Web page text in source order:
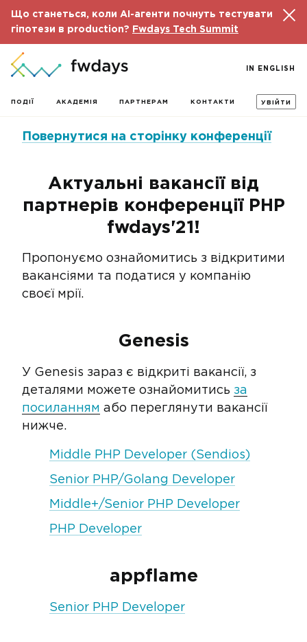
Що станеться, коли AI-агенти почнуть тестувати
гіпотези в production?
Fwdays Tech Summit
ПОДІЇ АКАДЕМІЯ ПАРТНЕРАМ КОНТАКТИ УВІЙТИ
IN ENGLISH
Повернутися на сторінку конференції
Актуальні вакансії від
партнерів конференції PHP
fwdays'21!
Пропонуємо ознайомитись з відкритими
вакансіями та податися у компанію
своєї мрії.
Genesis
У Genesis зараз є відкриті вакансії, з
деталями можете ознайомитись за
посиланням або переглянути вакансії
нижче.
Middle PHP Developer (Sendios)
Senior PHP/Golang Developer
Middle+/Senior PHP Developer
PHP Developer
appflame
Senior PHP Developer